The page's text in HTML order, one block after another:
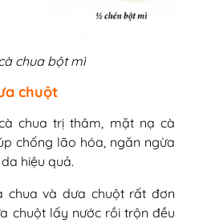
chua bột mì
chuột
chua trị thâm, mặt nạ cà
chống lão hóa, ngăn ngừa
hiệu quả.
chua và dưa chuột rất đơn
chuột lấy nước rồi trộn đều